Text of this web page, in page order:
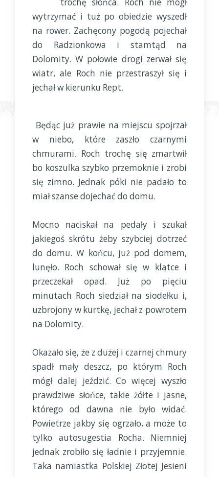
wytrzymać i tuż po obiedzie wyszedł
na rower. Zachęcony pogodą pojechał
do Radzionkowa i stamtąd na
Dolomity. W połowie drogi zerwał się
wiatr, ale Roch nie przestraszył się i
jechał w kierunku Rept.
Będąc już prawie na miejscu spojrzał
w niebo, które zaszło czarnymi
chmurami. Roch trochę się zmartwił
bo koszulka szybko przemoknie i zrobi
się zimno. Jednak póki nie padało to
miał szanse dojechać do domu.
Mocno naciskał na pedały i szukał
jakiegoś skrótu żeby szybciej dotrzeć
do domu. W końcu, już pod domem,
lunęło. Roch schował się w klatce i
przeczekał opad. Już po pięciu
minutach Roch siedział na siodełku i,
uzbrojony w kurtkę, jechał z powrotem
na Dolomity.
Okazało się, że z dużej i czarnej chmury
spadł mały deszcz, po którym Roch
mógł dalej jeździć. Co więcej wyszło
prawdziwe słońce, takie żółte i jasne,
którego od dawna nie było widać.
Powietrze jakby się ogrzało, a może to
tylko autosugestia Rocha. Niemniej
jednak zrobiło się ładnie i przyjemnie.
Taka namiastka Polskiej Złotej Jesieni